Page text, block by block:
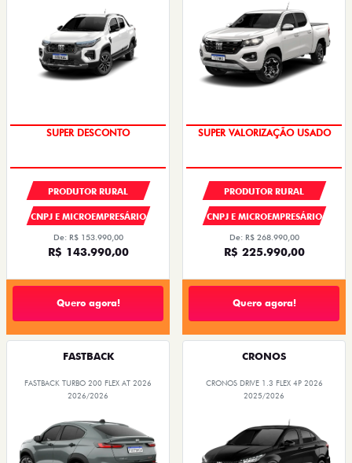
SUPER DESCONTO
PRODUTOR RURAL
CNPJ E MICROEMPRESÁRIO
De: R$ 153.990,00
R$ 143.990,00
Quero agora!
PRODUTOR RURAL
CNPJ E MICROEMPRESÁRIO
De: R$ 268.990,00
R$ 225.990,00
Quero agora!
FASTBACK
FASTBACK TURBO 200 FLEX AT 2026
2026/2026
CRONOS
CRONOS DRIVE 1.3 FLEX 4P 2026
2025/2026